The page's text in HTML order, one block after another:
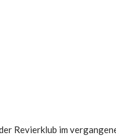
Revierklub im